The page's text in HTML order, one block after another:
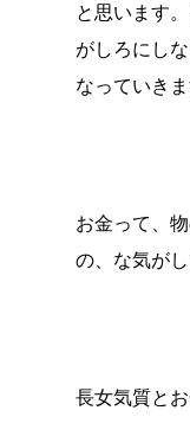
と思います
がしろにし
なっていきま
お金って、
の、な気がし
長女気質と